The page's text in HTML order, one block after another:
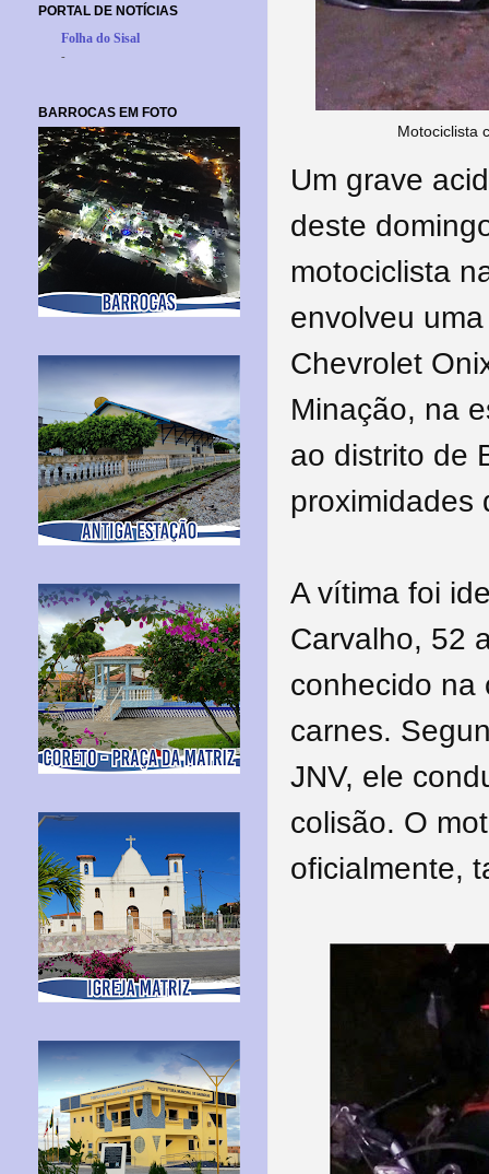
Motociclista
Um grave
deste
motociclista
envolveu
Chevrolet
Minação, na
ao distrito de
proximidades
A vítima foi
Carvalho, 52
conhecido na
carnes.
JNV, ele
colisão. O
oficialmente,
PORTAL DE NOTÍCIAS
Folha do Sisal
-
BARROCAS EM FOTO